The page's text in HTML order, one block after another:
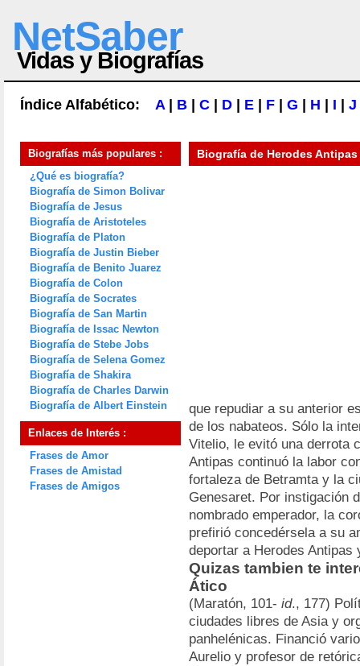
NetSaber
Vidas y Biografías
Índice Alfabético: A| B C D E F G H I J
Biografías más populares :
¿Qué es biografía?
Biografía de Simon Bolivar
Biografía de Jesus
Biografía de Aristoteles
Biografía de Platon
Biografía de Justin Bieber
Biografía de Benito Juarez
Biografía de Colon
Biografía de Socrates
Biografía de San Martin
Biografía de Issac Newton
Biografía de Stebe Jobs
Biografía de Selena Gomez
Biografía de Shakira
Biografía de Charles Darwin
Biografía de Albert Einstein
Enlaces de Interés :
Frases de Amor
Frases de Amistad
Frases de Amigos
Biografía de Herodes Antipas
que repudiar a su anterior
de los nabateos. Sólo la
Vitelio, le evitó una derrota
Antipas continuó la labor
fortaleza de Betramta y la
Genesaret. Por instigación
nombrado emperador, la
prefirió concedérsela a su
deportar a Herodes Antipas
Quizas tambien te
Ático
(Maratón, 101- id., 177)
ciudades libres de Asia y
panhelénicas. Financió
Aurelio y profesor de